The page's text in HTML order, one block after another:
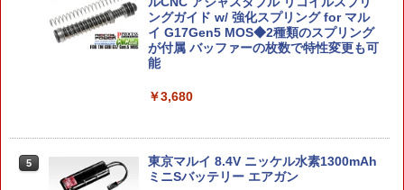
オン ダークマスクVer.【新品】 SDガン
￥990
トランスフォーマーニューレジェンズ
『トランスフォーマー』 NL-07 サウンド
ウェーブ (可動フィギュア)
￥4,950
5
送料無料◆アイアンマン MK34 (7インチ
Xシリーズ) フィギュア ZD TOYS 【9月
ングガイド w/ 強化スプリング for マル
イ G17Gen5 MOS◆2種類のスプリング
が付属 バッファーの枚数で特性変更も可
能
￥3,680
5
東京マルイ 8.4V ニッケル水素1300mAh
ミニSバッテリー エアガン